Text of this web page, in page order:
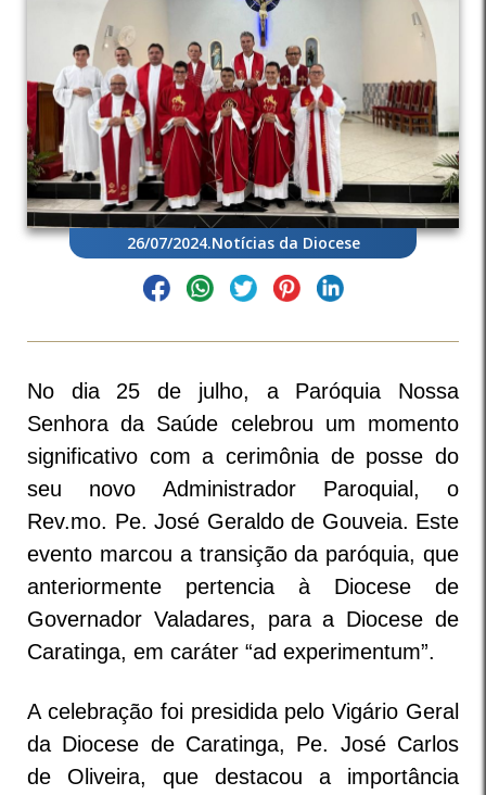
26/07/2024.Notícias da Diocese
No dia 25 de julho, a Paróquia Nossa
Senhora da Saúde celebrou um momento
significativo com a cerimônia de posse do
seu novo Administrador Paroquial, o
Rev.mo. Pe. José Geraldo de Gouveia. Este
evento marcou a transição da paróquia, que
anteriormente pertencia à Diocese de
Governador Valadares, para a Diocese de
Caratinga, em caráter “ad experimentum”.
A celebração foi presidida pelo Vigário Geral
da Diocese de Caratinga, Pe. José Carlos
de Oliveira, que destacou a importância